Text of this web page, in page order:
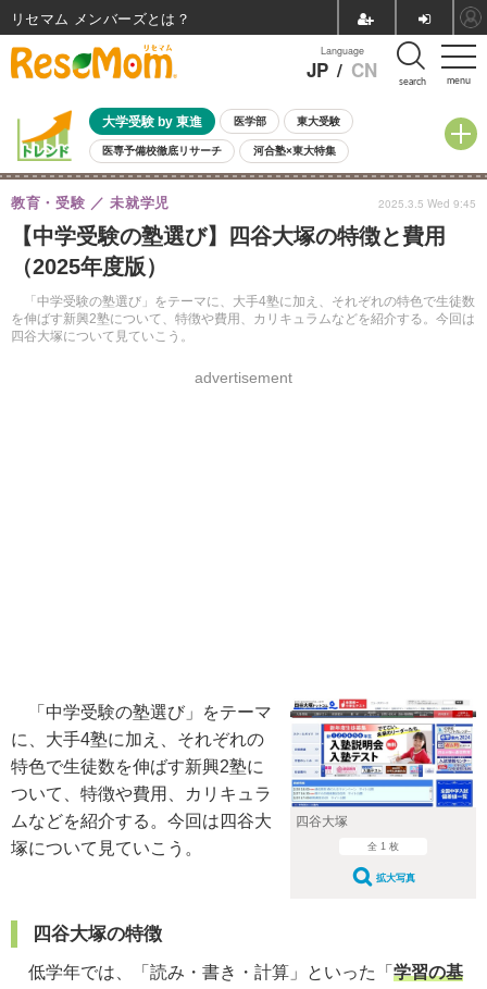
menu
Language
JP / CN search
大学受験 by 東進 医学部 東大受験
医専予備校徹底リサーチ 河合塾×東大特集
親子で考える大学選び 高校受験 中学受験 小学校受験
共通テスト 夏休み
8月開催イベント・WS 全国公立高校 過去問 人気記事
自由研究教材（小学生向け）
【中学受験の塾選び】四谷大塚の特徴と費用
（2025年度版）
「中学受験の塾選び」をテーマに、大手4塾に加え、それぞれの特色で生徒数
を伸ばす新興2塾について、特徴や費用、カリキュラムなどを紹介する。今回は
四谷大塚について見ていこう。
教育・受験 未就学児
advertisement
2025.3.5 Wed 9:45
四谷大塚
全 1 枚
拡大写真
「中学受験の塾選び」をテーマ
に、大手4塾に加え、それぞれの
特色で生徒数を伸ばす新興2塾に
ついて、特徴や費用、カリキュラ
ムなどを紹介する。今回は四谷大
塚について見ていこう。
四谷大塚の特徴
低学年では、「読み・書き・計算」といった「 学習の基
リセマム メンバーズ